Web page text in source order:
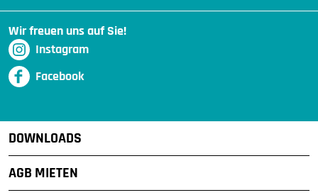
Wir freuen uns auf Sie!
Instagram
Facebook
DOWNLOADS
AGB MIETEN